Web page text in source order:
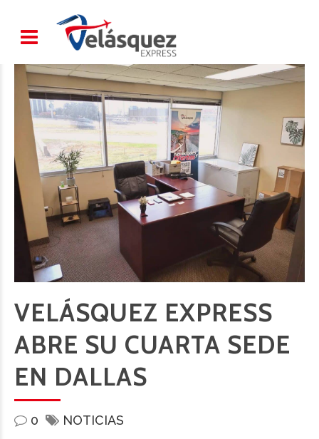
VELÁSQUEZ EXPRESS
ABRE SU CUARTA SEDE
EN DALLAS
0 NOTICIAS